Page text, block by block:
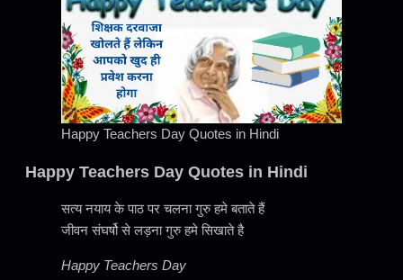
Happy Teachers Day Quotes in Hindi
Happy Teachers Day Quotes in Hindi
सत्य नयाय के पाठ पर चलना गुरु हमे बताते हैं
जीवन संघर्षो से लड़ना गुरु हमे सिखाते है
Happy Teachers Day